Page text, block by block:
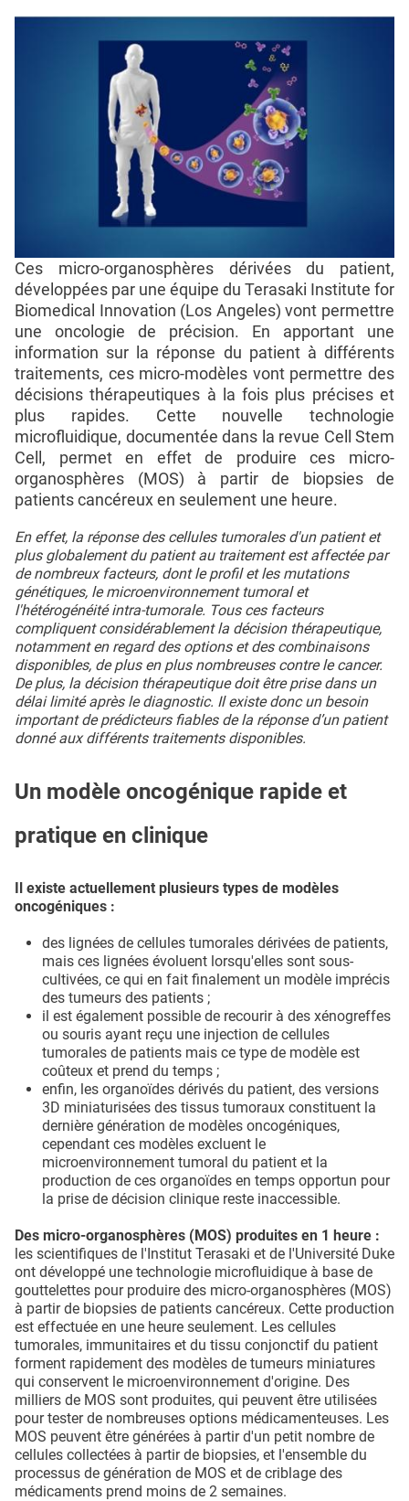
Ces micro-organosphères dérivées du patient,
développées par une équipe du Terasaki Institute for
Biomedical Innovation (Los Angeles) vont permettre
une oncologie de précision. En apportant une
information sur la réponse du patient à différents
traitements, ces micro-modèles vont permettre des
décisions thérapeutiques à la fois plus précises et
plus rapides. Cette nouvelle technologie
microfluidique, documentée dans la revue Cell Stem
Cell, permet en effet de produire ces micro-
organosphères (MOS) à partir de biopsies de
patients cancéreux en seulement une heure.
En effet, la réponse des cellules tumorales d'un patient et
plus globalement du patient au traitement est affectée par
de nombreux facteurs, dont le profil et les mutations
génétiques, le microenvironnement tumoral et
l'hétérogénéité intra-tumorale. Tous ces facteurs
compliquent considérablement la décision thérapeutique,
notamment en regard des options et des combinaisons
disponibles, de plus en plus nombreuses contre le cancer.
De plus, la décision thérapeutique doit être prise dans un
délai limité après le diagnostic. Il existe donc un besoin
important de prédicteurs fiables de la réponse d’un patient
donné aux différents traitements disponibles.
Un modèle oncogénique rapide et
pratique en clinique
Il existe actuellement plusieurs types de modèles
oncogéniques :
des lignées de cellules tumorales dérivées de patients,
mais ces lignées évoluent lorsqu'elles sont sous-
cultivées, ce qui en fait finalement un modèle imprécis
des tumeurs des patients ;
il est également possible de recourir à des xénogreffes
ou souris ayant reçu une injection de cellules
tumorales de patients mais ce type de modèle est
coûteux et prend du temps ;
enfin, les organoïdes dérivés du patient, des versions
3D miniaturisées des tissus tumoraux constituent la
dernière génération de modèles oncogéniques,
cependant ces modèles excluent le
microenvironnement tumoral du patient et la
production de ces organoïdes en temps opportun pour
la prise de décision clinique reste inaccessible.
Des micro-organosphères (MOS) produites en 1 heure :
les scientifiques de l'Institut Terasaki et de l'Université Duke
ont développé une technologie microfluidique à base de
gouttelettes pour produire des micro-organosphères (MOS)
à partir de biopsies de patients cancéreux. Cette production
est effectuée en une heure seulement. Les cellules
tumorales, immunitaires et du tissu conjonctif du patient
forment rapidement des modèles de tumeurs miniatures
qui conservent le microenvironnement d'origine. Des
milliers de MOS sont produites, qui peuvent être utilisées
pour tester de nombreuses options médicamenteuses. Les
MOS peuvent être générées à partir d'un petit nombre de
cellules collectées à partir de biopsies, et l'ensemble du
processus de génération de MOS et de criblage des
médicaments prend moins de 2 semaines.